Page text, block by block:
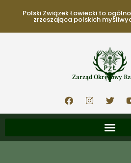
Polski Związek Łowiecki to
zrzeszająca polskich
Zarząd Okręgowy